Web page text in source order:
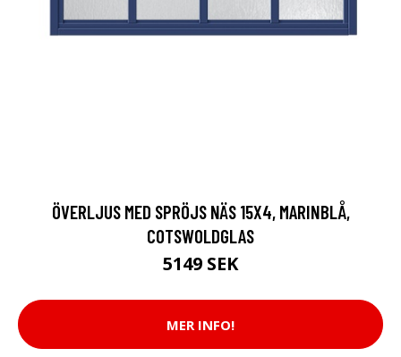
ÖVERLJUS MED SPRÖJS NÄS 15X4, MARINBLÅ,
COTSWOLDGLAS
5149 SEK
MER INFO!